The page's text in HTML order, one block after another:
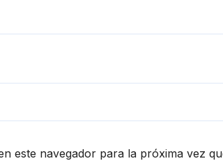
este navegador para la próxima vez